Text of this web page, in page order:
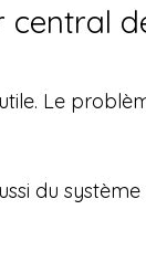
central
Le
du